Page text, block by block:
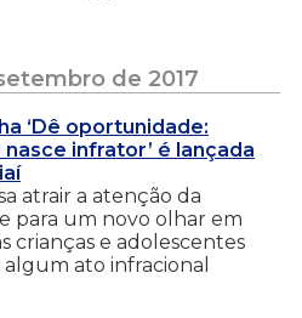
de 2017
‘Dê oportunidade:
nasce infrator’ é lançada
atrair a atenção da
para um novo olhar em
crianças e adolescentes
ato infracional